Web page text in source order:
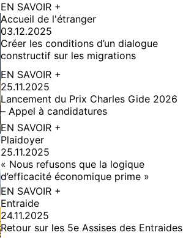
EN SAVOIR +
Accueil de l'étranger
03.12.2025
Créer les conditions d’un dialogue
constructif sur les migrations
EN SAVOIR +
25.11.2025
Lancement du Prix Charles Gide 2026
– Appel à candidatures
EN SAVOIR +
Plaidoyer
25.11.2025
« Nous refusons que la logique
d’efficacité économique prime »
EN SAVOIR +
Entraide
24.11.2025
Retour sur les 5e Assises des Entraides